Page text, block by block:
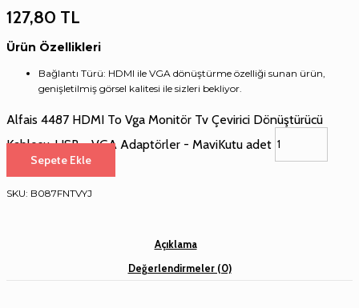
127,80 TL
Ürün Özellikleri
Bağlantı Türü: HDMI ile VGA dönüştürme özelliği sunan ürün,
genişletilmiş görsel kalitesi ile sizleri bekliyor.
Alfais 4487 HDMI To Vga Monitör Tv Çevirici Dönüştürücü
Kablosu, USB - VGA Adaptörler - MaviKutu adet
Sepete Ekle
SKU: B087FNTVYJ
Açıklama
Değerlendirmeler (0)